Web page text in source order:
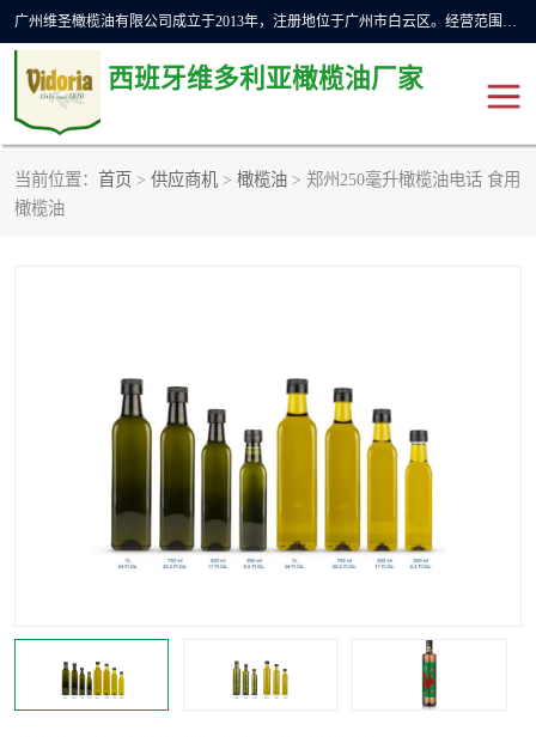
广州维圣橄榄油有限公司成立于2013年，注册地位于广州市白云区。经营范围包括饲料原料销售;畜牧渔业饲料销售;化妆品批发;贸易经纪;食品进出口等，主要产品有：橄榄果渣油，橄榄油，纯橄榄油等。
西班牙维多利亚橄榄油厂家
当前位置： 首页 > 供应商机 > 橄榄油 > 郑州250毫升橄榄油电话 食用
橄榄油
橄榄油